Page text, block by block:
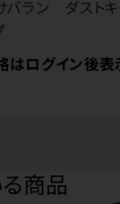
バラン ダスト
はログイン後表
商品